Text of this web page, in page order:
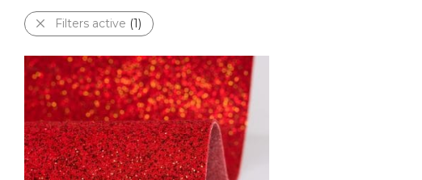
Filters active (1)